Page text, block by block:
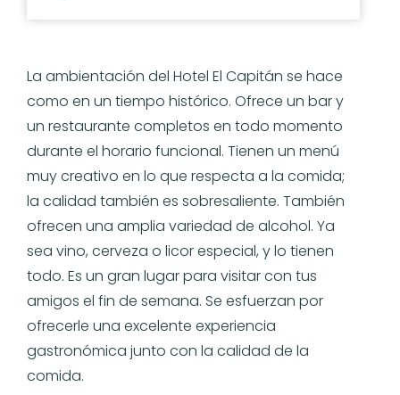
La ambientación del Hotel El Capitán se hace
como en un tiempo histórico. Ofrece un bar y
un restaurante completos en todo momento
durante el horario funcional. Tienen un menú
muy creativo en lo que respecta a la comida;
la calidad también es sobresaliente. También
ofrecen una amplia variedad de alcohol. Ya
sea vino, cerveza o licor especial, y lo tienen
todo. Es un gran lugar para visitar con tus
amigos el fin de semana. Se esfuerzan por
ofrecerle una excelente experiencia
gastronómica junto con la calidad de la
comida.